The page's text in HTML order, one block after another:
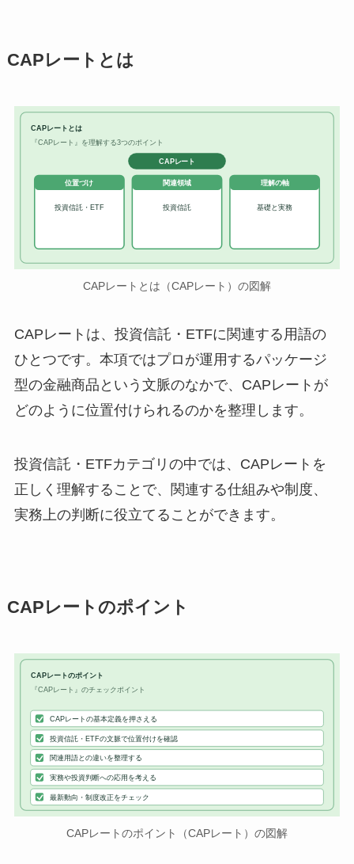
CAPレートとは
CAPレートとは
『CAPレート』を理解する3つのポイント
CAPレート
位置づけ
投資信託・ETF
関連領域
投資信託
理解の軸
基礎と実務
CAPレートとは（CAPレート）の図解
CAPレートは、投資信託・ETFに関連する用語の
ひとつです。本項ではプロが運用するパッケージ
型の金融商品という文脈のなかで、CAPレートが
どのように位置付けられるのかを整理します。
投資信託・ETFカテゴリの中では、CAPレートを
正しく理解することで、関連する仕組みや制度、
実務上の判断に役立てることができます。
CAPレートのポイント
CAPレートのポイント
『CAPレート』のチェックポイント
CAPレートの基本定義を押さえる
投資信託・ETFの文脈で位置付けを確認
関連用語との違いを整理する
実務や投資判断への応用を考える
最新動向・制度改正をチェック
CAPレートのポイント（CAPレート）の図解